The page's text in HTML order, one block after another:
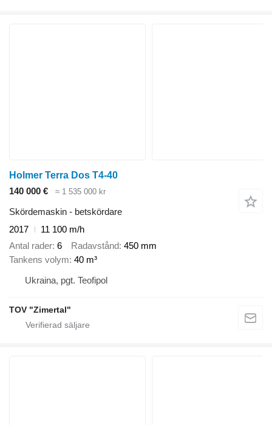
Holmer Terra Dos T4-40
140 000 €
≈ 1 535 000 kr
Skördemaskin - betskördare
2017
11 100 m/h
Antal rader 6 Radavstånd 450 mm
Tankens volym 40 m³
Ukraina, pgt. Teofipol
TOV "Zimertal"